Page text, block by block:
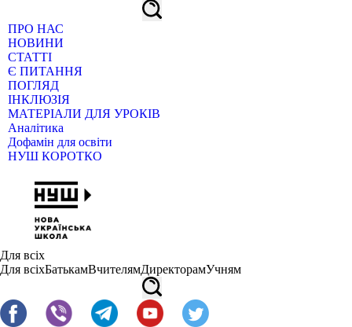
ПРО НАС
НОВИНИ
СТАТТІ
Є ПИТАННЯ
ПОГЛЯД
ІНКЛЮЗІЯ
МАТЕРІАЛИ ДЛЯ УРОКІВ
Аналітика
Дофамін для освіти
НУШ КОРОТКО
Для всіх
Для всіхБатькамВчителямДиректорамУчням